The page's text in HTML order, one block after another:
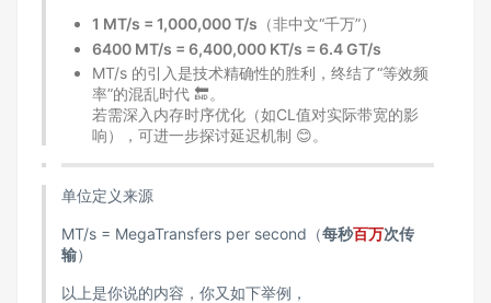
1 MT/s = 1,000,000 T/s （非中文“千万”）
6400 MT/s = 6,400,000 KT/s = 6.4 GT/s
MT/s 的引入是技术精确性的胜利，终结了“等效频
率”的混乱时代 🔚。
若需深入内存时序优化（如CL值对实际带宽的影
响），可进一步探讨延迟机制 😊。
单位定义来源
MT/s = MegaTransfers per second（每秒百万次传
输）
以上是你说的内容，你又如下举例，